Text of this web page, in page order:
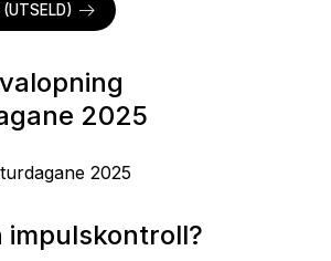
2025
2025
impulskontroll?